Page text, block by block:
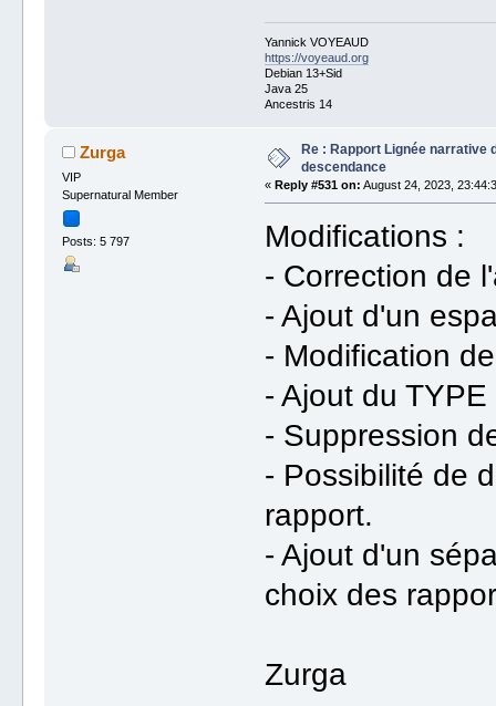
Yannick VOYEAUD
https://voyeaud.org
Debian 13+Sid
Java 25
Ancestris 14
Zurga
VIP
Supernatural Member
Posts: 5 797
Re : Rapport Lignée narrative
descendance
«Reply #531 on: August 24, 2023,
Modifications :
- Correction de
- Ajout d'un
- Modification
- Ajout du
- Suppression
- Possibilité de
rapport.
- Ajout d'un
choix des
Zurga